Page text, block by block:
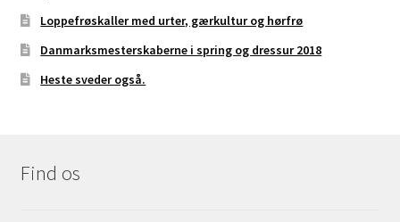
Loppefrøskaller med urter, gærkultur og hørfrø
Danmarksmesterskaberne i spring og dressur 2018
Heste sveder også.
Find os